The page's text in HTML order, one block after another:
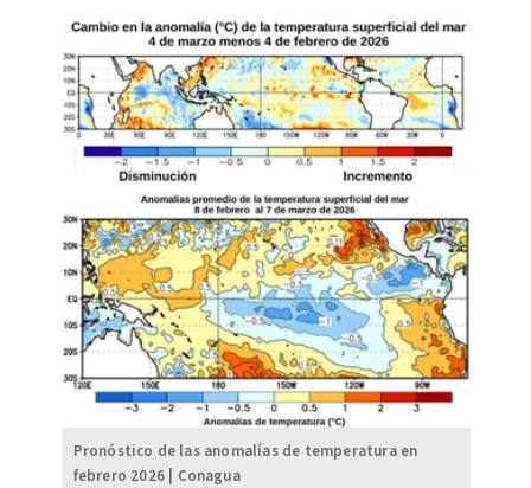
Pronóstico de las anomalías de temperatura en
febrero 2026 | Conagua